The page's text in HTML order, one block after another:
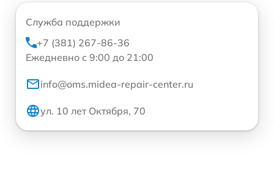
Служба поддержки
+7 (381) 267-86-36
Ежедневно с 9:00 до 21:00
info@oms.midea-repair-center.ru
ул. 10 лет Октября, 70